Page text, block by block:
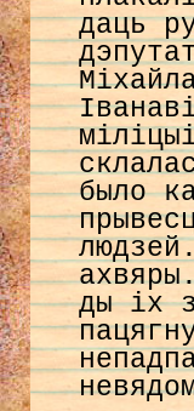
даць
было
ды іх